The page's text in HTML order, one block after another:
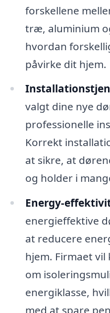
forskellene
træ, aluminium
hvordan
påvirke dit hjem.
valgt dine nye
professionelle
Korrekt
at sikre, at
og holder i
Energy-
energieffektive
at reducere
hjem. Firmaet
om
energiklasse,
med at spare